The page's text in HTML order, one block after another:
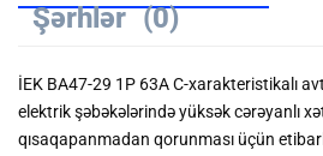
Şərhlər (0)
İEK BA47-29 1P 63A C-xarakteristikalı
elektrik şəbəkələrində yüksək cərəyanlı
qısaqapanmadan qorunması üçün